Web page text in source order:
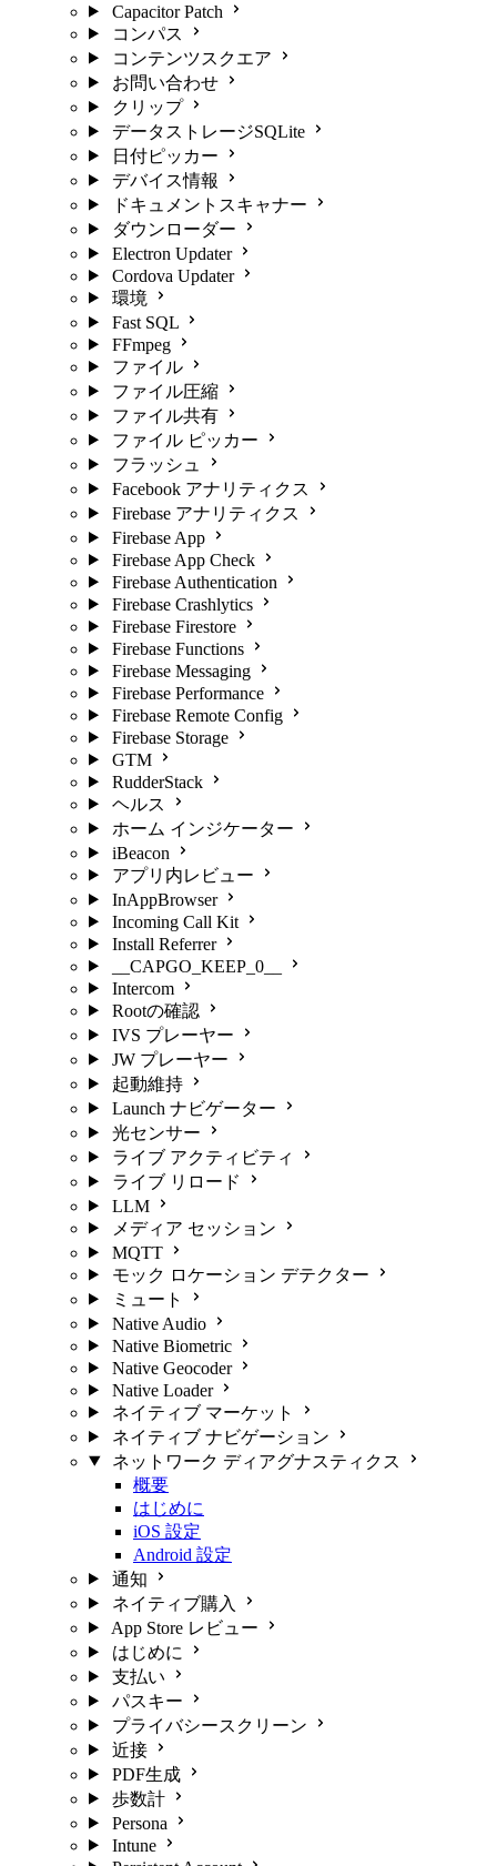
Capacitor Patch
コンパス
コンテンツスクエア
お問い合わせ
クリップ
データストレージSQLite
日付ピッカー
デバイス情報
ドキュメントスキャナー
ダウンローダー
Electron Updater
Cordova Updater
環境
Fast SQL
FFmpeg
ファイル
ファイル圧縮
ファイル共有
ファイル ピッカー
フラッシュ
Facebook アナリティクス
Firebase アナリティクス
Firebase App
Firebase App Check
Firebase Authentication
Firebase Crashlytics
Firebase Firestore
Firebase Functions
Firebase Messaging
Firebase Performance
Firebase Remote Config
Firebase Storage
GTM
RudderStack
ヘルス
ホーム インジケーター
iBeacon
アプリ内レビュー
InAppBrowser
Incoming Call Kit
Install Referrer
__CAPGO_KEEP_0__
Intercom
Rootの確認
IVS プレーヤー
JW プレーヤー
起動維持
Launch ナビゲーター
光センサー
ライブ アクティビティ
ライブ リロード
LLM
メディア セッション
MQTT
モック ロケーション デテクター
ミュート
Native Audio
Native Biometric
Native Geocoder
Native Loader
ネイティブ マーケット
ネイティブ ナビゲーション
ネットワーク ディアグナスティクス
概要
はじめに
iOS 設定
Android 設定
通知
ネイティブ購入
App Store レビュー
はじめに
支払い
パスキー
プライバシースクリーン
近接
PDF生成
歩数計
Persona
Intune